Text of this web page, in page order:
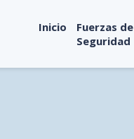
Inicio
Fuerzas de
Seguridad